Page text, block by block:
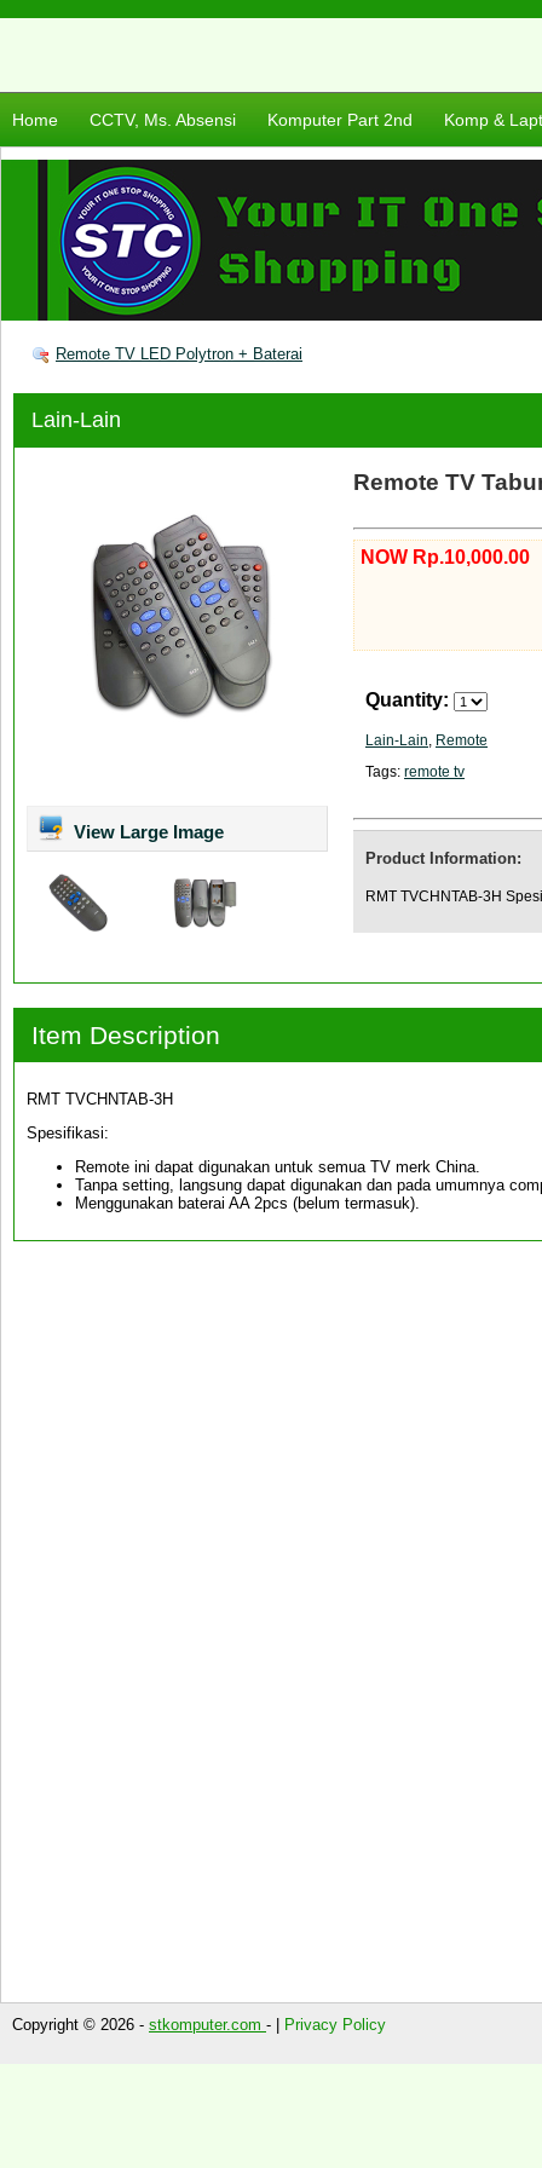
Home CCTV, Ms. Absensi Komputer Part 2nd Komp &
Remote TV LED Polytron + Baterai
Lain-Lain
View Large Image
Remote TV
NOW Rp.10,000.00
Quantity:
Lain-Lain, Remote
Tags: remote tv
Product Information:
RMT TVCHNTAB-3H
Item Description
RMT TVCHNTAB-3H
Spesifikasi:
Remote ini dapat digunakan untuk semua TV merk China.
Tanpa setting, langsung dapat digunakan dan pada umumnya
Menggunakan baterai AA 2pcs (belum termasuk).
Copyright © 2026 - stkomputer.com - | Privacy Policy